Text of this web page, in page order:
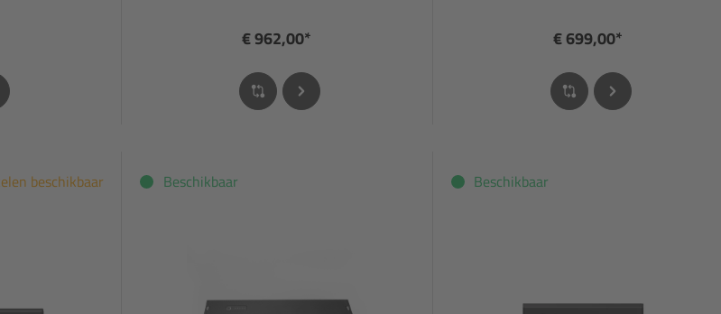
€ 962,00* € 699,00*
beschikbaar Beschikbaar Beschikbaar